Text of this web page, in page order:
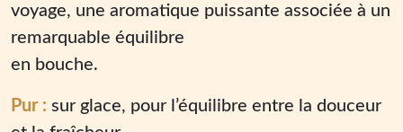
voyage, une aromatique puissante associée à un
remarquable équilibre
en bouche.
Pur : sur glace, pour l’équilibre entre la douceur